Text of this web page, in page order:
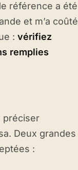
référence a été
et m’a coûté
: vérifiez
remplies
préciser
Deux grandes
: